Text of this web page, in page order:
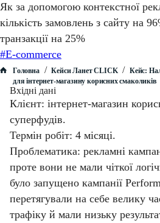
Як за допомогою контекстної
кількість замовлень з сайту на
транзакції на 25%
#E-commerce
Головна / Кейси Ланет CLICK / Кейс:
для інтернет-магазину корисних смаколиків
Вхідні дані
Клієнт: інтернет-магазин
суперфудів.
Термін робіт: 4 місяці.
Проблематика: рекламні
проте вони не мали чіткої
було запущено кампанії
перетягували на себе велику
трафіку й мали низьку